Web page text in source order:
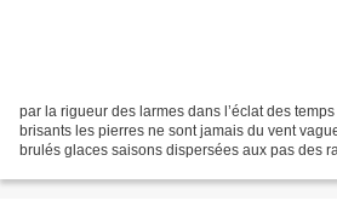
par la rigueur des larmes dans l’éclat des
brisants les pierres ne sont jamais du vent
brulés glaces saisons dispersées aux pas des